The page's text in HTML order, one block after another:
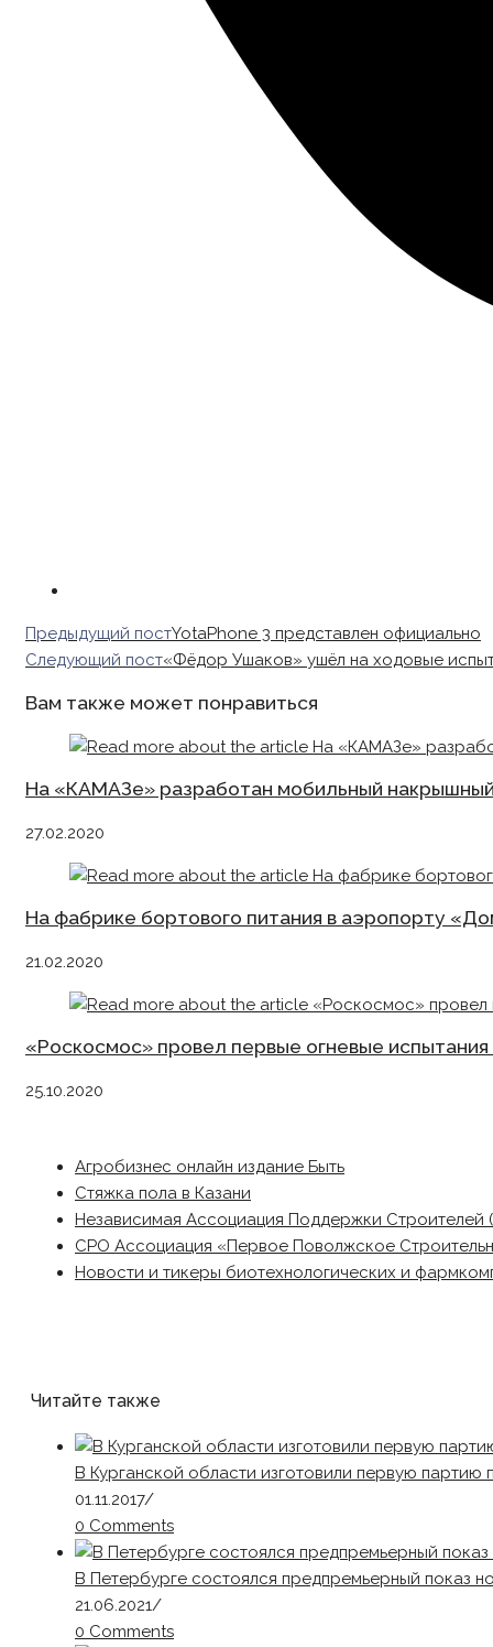
Read
more
Предыдущий постYotaPhone 3 представлен официально
Следующий пост«Фёдор Ушаков» ушёл на ходовые
Вам также может понравиться
На «КАМАЗе» разработан мобильный
27.02.2020
На фабрике бортового питания в аэропорту
21.02.2020
«Роскосмос» провел первые огневые
25.10.2020
Агробизнес онлайн издание Быть
Стяжка пола в Казани
Независимая Ассоциация Поддержки Строителей
СРО Ассоциация «Первое Поволжское
Новости и тикеры биотехнологических и
Читайте также
В Курганской области изготовили первую
01.11.2017/
0 Comments
В Петербурге состоялся предпремьерный показ
21.06.2021/
0 Comments